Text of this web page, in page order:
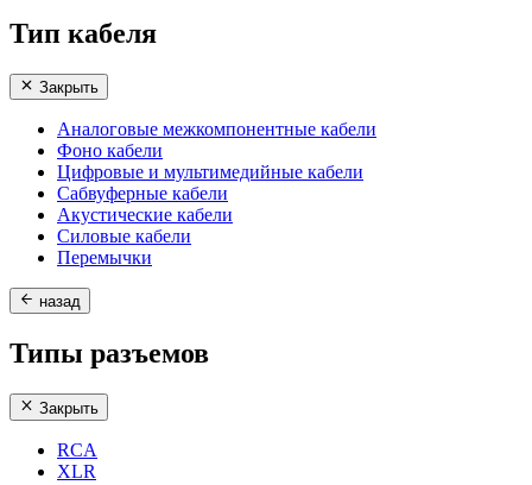
Тип кабеля
Закрыть
Аналоговые межкомпонентные кабели
Фоно кабели
Цифровые и мультимедийные кабели
Сабвуферные кабели
Акустические кабели
Силовые кабели
Перемычки
назад
Типы разъемов
Закрыть
RCA
XLR